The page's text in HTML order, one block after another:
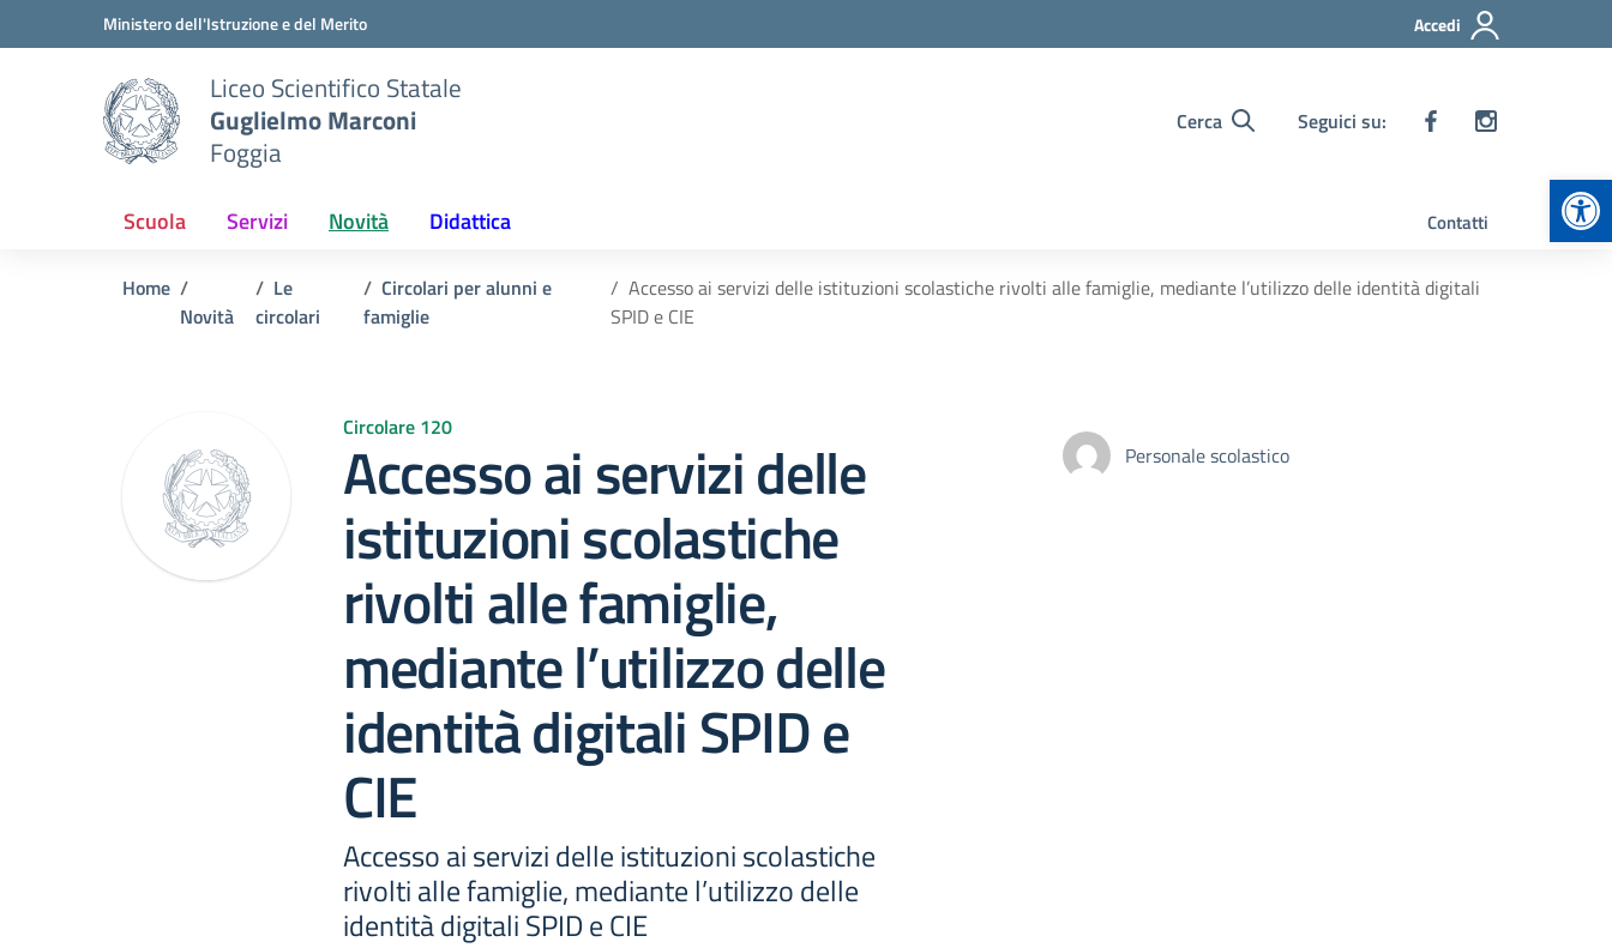
Vai ai contenuti
Vai al menu di navigazioneMinistero dell'Istruzione e del Merito Accedi
Liceo Scientifico Statale
Guglielmo Marconi
Foggia
Cerca Seguici su:
Scuola Servizi Novità Didattica Contatti
Home
Novità
Le
circolari
Circolari per alunni e
famiglie
Accesso ai servizi delle istituzioni scolastiche rivolti alle famiglie, mediante l’utilizzo delle identità digitali
SPID e CIE
Circolare 120
Accesso ai servizi delle
istituzioni scolastiche
rivolti alle famiglie,
mediante l’utilizzo delle
identità digitali SPID e
CIE
Accesso ai servizi delle istituzioni scolastiche
rivolti alle famiglie, mediante l’utilizzo delle
identità digitali SPID e CIE
Personale scolastico